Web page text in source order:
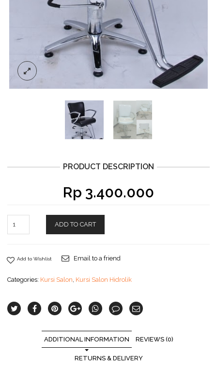
PRODUCT DESCRIPTION
Rp 3.400.000
ADD TO CART
Add to Wishlist Email to a friend
Categories: Kursi Salon Kursi Salon Hidrolik
ADDITIONAL INFORMATION REVIEWS (0)
RETURNS & DELIVERY